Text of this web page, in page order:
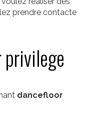
prendre contacte
privilege
dancefloor